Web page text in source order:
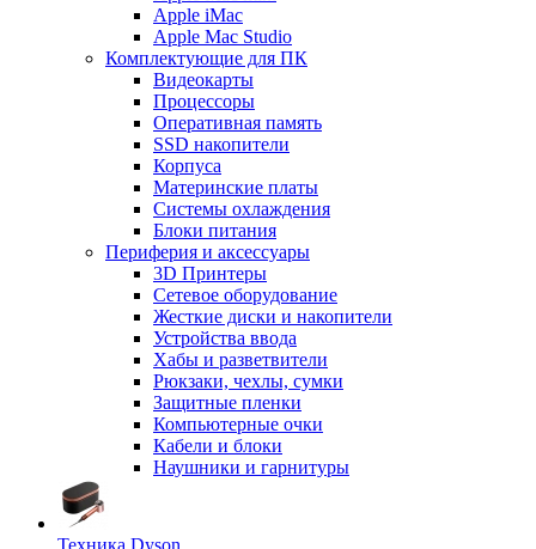
Apple iMac
Apple Mac Studio
Комплектующие для ПК
Видеокарты
Процессоры
Оперативная память
SSD накопители
Корпуса
Материнские платы
Системы охлаждения
Блоки питания
Периферия и аксессуары
3D Принтеры
Сетевое оборудование
Жесткие диски и накопители
Устройства ввода
Хабы и разветвители
Рюкзаки, чехлы, сумки
Защитные пленки
Компьютерные очки
Кабели и блоки
Наушники и гарнитуры
Техника Dyson